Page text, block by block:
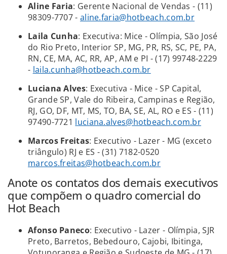
Aline Faria: Gerente Nacional de Vendas - (11)
98309-7707 - aline.faria@hotbeach.com.br
Laila Cunha: Executiva: Mice - Olímpia, São José
do Rio Preto, Interior SP, MG, PR, RS, SC, PE, PA,
RN, CE, MA, AC, RR, AP, AM e PI - (17) 99748-2229
- laila.cunha@hotbeach.com.br
Luciana Alves: Executiva - Mice - SP Capital,
Grande SP, Vale do Ribeira, Campinas e Região,
RJ, GO, DF, MT, MS, TO, BA, SE, AL, RO e ES - (11)
97490-7721 luciana.alves@hotbeach.com.br
Marcos Freitas: Executivo - Lazer - MG (exceto
triângulo) RJ e ES - (31) 7182-0520
marcos.freitas@hotbeach.com.br
Anote os contatos dos demais executivos
que compõem o quadro comercial do
Hot Beach
Afonso Paneco: Executivo - Lazer - Olímpia, SJR
Preto, Barretos, Bebedouro, Cajobi, Ibitinga,